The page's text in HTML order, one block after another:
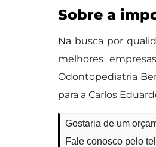
Sobre a
Na busca por
melhores
Odontopediatria
para a Carlos
Gostaria de um
Fale conosco pelo